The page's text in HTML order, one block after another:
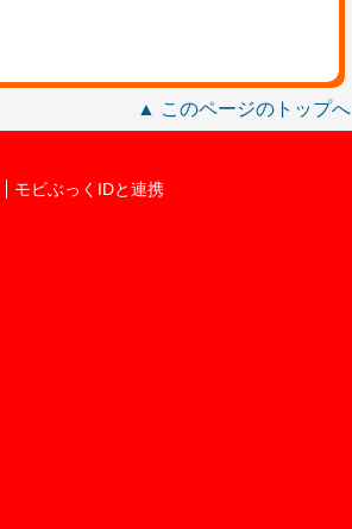
▲ このページのトップへ
モビぶっくIDと連携